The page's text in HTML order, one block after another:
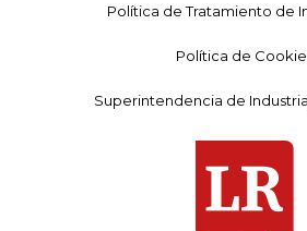
Política de Tratamiento de
Política de
Superintendencia de